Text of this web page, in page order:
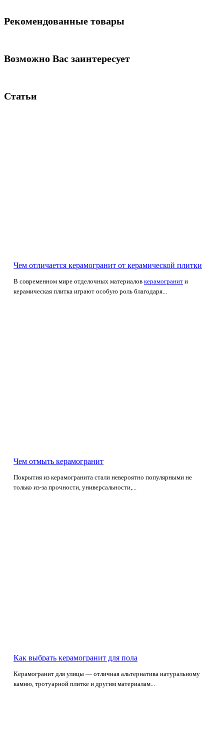
Рекомендованные товары
Возможно Вас заинтересует
Статьи
Чем отличается керамогранит от керамической плитки
В современном мире отделочных материалов керамогранит и
керамическая плитка играют особую роль благодаря...
Чем отмыть керамогранит
Покрытия из керамогранита стали невероятно популярными не
только из-за прочности, универсальности,...
Как выбрать керамогранит для пола
Керамогранит для улицы — отличная альтернатива натуральному
камню, тротуарной плитке и другим материалам...